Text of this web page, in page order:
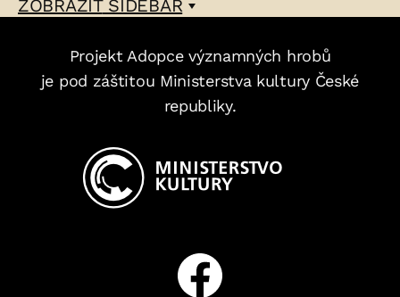
ZOBRAZITSIDEBAR
Projekt Adopce významných hrobů
je pod záštitou Ministerstva kultury České
republiky.
Facebook